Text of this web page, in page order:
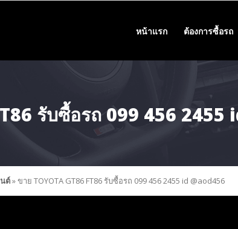
หน้าแรก ต้องการซื้อรถ
รับซื้อรถ 099 456 2455
ต์»ขาย TOYOTA GT86 FT86 รับซื้อรถ 099 456 2455 id @aod456